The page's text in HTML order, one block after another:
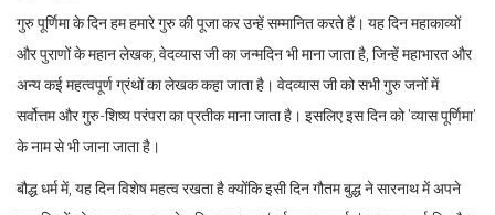
गुरु पूर्णिमा के दिन हम हमारे गुरु की पूजा कर उन्हें सम्मानित करते हैं। यह दिन महाकाव्यों
और पुराणों के महान लेखक, वेदव्यास जी का जन्मदिन भी माना जाता है, जिन्हें महाभारत और
अन्य कई महत्वपूर्ण ग्रंथों का लेखक कहा जाता है। वेदव्यास जी को सभी गुरु जनों में
सर्वोत्तम और गुरु-शिष्य परंपरा का प्रतीक माना जाता है। इसलिए इस दिन को 'व्यास पूर्णिमा'
के नाम से भी जाना जाता है।
बौद्ध धर्म में, यह दिन विशेष महत्व रखता है क्योंकि इसी दिन गौतम बुद्ध ने सारनाथ में अपने